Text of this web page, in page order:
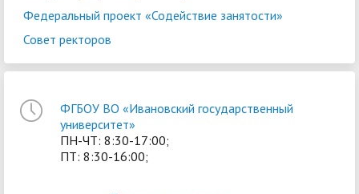
Федеральный проект «Содействие занятости»
Совет ректоров
ФГБОУ ВО «Ивановский государственный
университет»
ПН-ЧТ: 8:30-17:00;
ПТ: 8:30-16:00;